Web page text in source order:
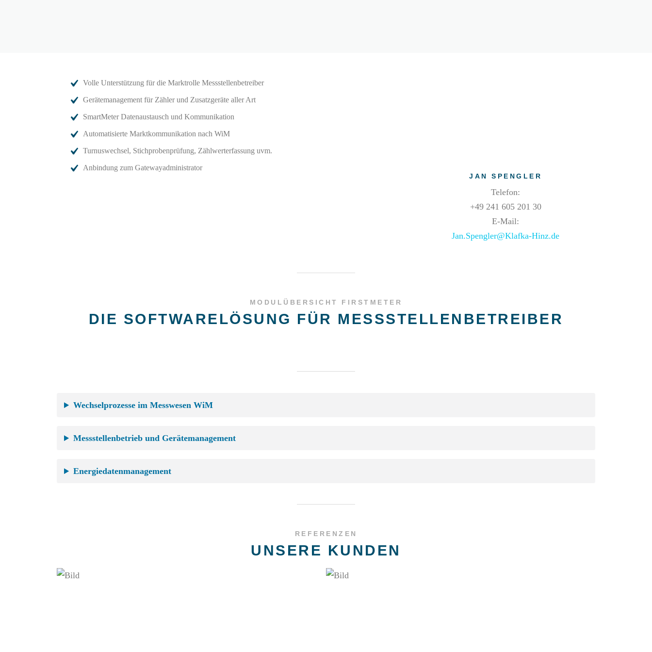
Volle Unterstützung für die Marktrolle Messstellenbetreiber
Gerätemanagement für Zähler und Zusatzgeräte aller Art
SmartMeter Datenaustausch und Kommunikation
Automatisierte Marktkommunikation nach WiM
Turnuswechsel, Stichprobenprüfung, Zählwerterfassung uvm.
Anbindung zum Gatewayadministrator
JAN SPENGLER
Telefon:
+49 241 605 201 30
E-Mail:
Jan.Spengler@Klafka-Hinz.de
MODULÜBERSICHT FIRSTMETER
DIE SOFTWARELÖSUNG FÜR MESSSTELLENBETREIBER
Wechselprozesse im Messwesen WiM
Messstellenbetrieb und Gerätemanagement
Energiedatenmanagement
REFERENZEN
UNSERE KUNDEN